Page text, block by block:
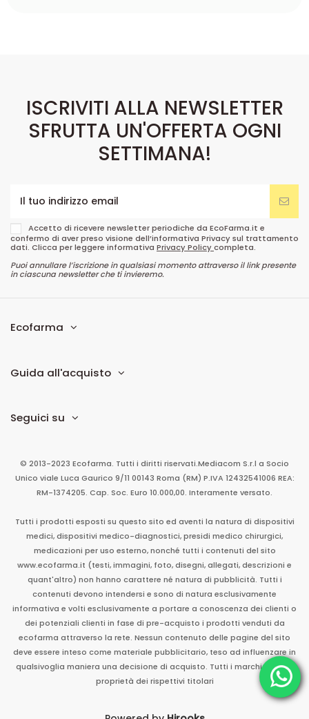
ISCRIVITI ALLA NEWSLETTER
SFRUTTA UN'OFFERTA OGNI
SETTIMANA!
Accetto di ricevere newsletter periodiche da EcoFarma.it e
confermo di aver preso visione dell’informativa Privacy sul trattamento
dati. Clicca per leggere informativa Privacy Policycompleta.
Puoi annullare l’iscrizione in qualsiasi momento attraverso il link presente
in ciascuna newsletter che ti invieremo.
Ecofarma
Guida all'acquisto
Seguici su
© 2013-2023 Ecofarma. Tutti i diritti riservati.Mediacom S.r.l a Socio
Unico viale Luca Gaurico 9/11 00143 Roma (RM) P.IVA 12432541006 REA:
RM-1374205. Cap. Soc. Euro 10.000,00. Interamente versato.
Tutti i prodotti esposti su questo sito ed aventi la natura di dispositivi
medici, dispositivi medico-diagnostici, presidi medico chirurgici,
medicazioni per uso esterno, nonché tutti i contenuti del sito
www.ecofarma.it (testi, immagini, foto, disegni, allegati, descrizioni e
quant'altro) non hanno carattere né natura di pubblicità. Tutti i
contenuti devono intendersi e sono di natura esclusivamente
informativa e volti esclusivamente a portare a conoscenza dei clienti o
dei potenziali clienti in fase di pre-acquisto i prodotti venduti da
ecofarma attraverso la rete. Nessun contenuto delle pagine del sito
deve essere inteso come materiale pubblicitario, teso ad influenzare in
qualsivoglia maniera una decisione di acquisto. Tutti i marchi sono di
proprietà dei rispettivi titolari